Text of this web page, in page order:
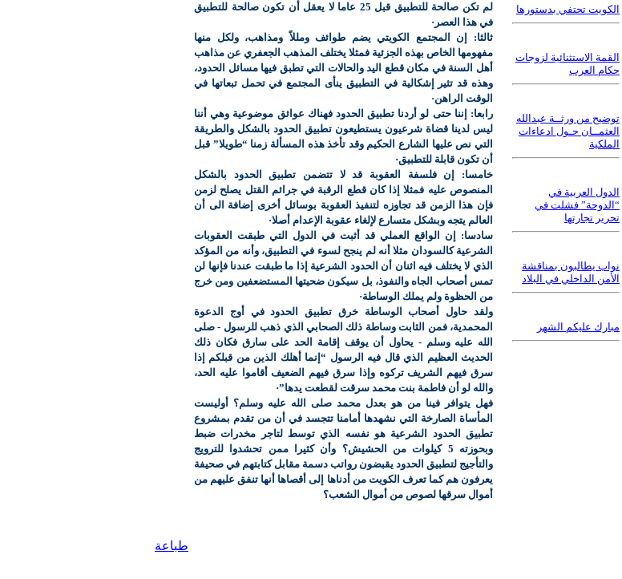
لم تكن صالحة للتطبيق قبل 25 عاما لا يعقل أن تكون صالحة للتطبيق
في هذا العصر·
ثالثا: إن المجتمع الكويتي يضم طوائف ومللاً ومذاهب، ولكل منها
مفهومها الخاص بهذه الجزئية فمثلا يختلف المذهب الجعفري عن مذاهب
أهل السنة في مكان قطع اليد والحالات التي تطبق فيها مسائل الحدود،
وهذه قد تثير إشكالية في التطبيق ينأى المجتمع في تحمل تبعاتها في
الوقت الراهن·
رابعا: إننا حتى لو أردنا تطبيق الحدود فهناك عوائق موضوعية وهي أننا
ليس لدينا قضاة شرعيون يستطيعون تطبيق الحدود بالشكل والطريقة
التي نص عليها الشارع الحكيم وقد تأخذ هذه المسألة زمنا “طويلا” قبل
أن تكون قابلة للتطبيق·
خامسا: إن فلسفة العقوبة قد لا تتضمن تطبيق الحدود بالشكل
المنصوص عليه فمثلا إذا كان قطع الرقبة في جرائم القتل يصلح لزمن
فإن هذا الزمن قد تجاوزه لتنفيذ العقوبة بوسائل أخرى إضافة الى أن
العالم يتجه وبشكل متسارع لإلغاء عقوبة الإعدام أصلا·
سادسا: إن الواقع العملي قد أثبت في الدول التي طبقت العقوبات
الشرعية كالسودان مثلا أنه لم ينجح لسوء في التطبيق، وأنه من المؤكد
الذي لا يختلف فيه اثنان أن الحدود الشرعية إذا ما طبقت عندنا فإنها لن
تمس أصحاب الجاه والنفوذ، بل سيكون ضحيتها المستضعفين ومن خرج
من الحظوة ولم يملك الوساطة·
ولقد حاول أصحاب الوساطة خرق تطبيق الحدود في أوج الدعوة
المحمدية، فمن الثابت وساطة ذلك الصحابي الذي ذهب للرسول - صلى
الله عليه وسلم - يحاول أن يوقف إقامة الحد على سارق فكان ذلك
الحديث العظيم الذي قال فيه الرسول “إنما أهلك الذين من قبلكم إذا
سرق فيهم الشريف تركوه وإذا سرق فيهم الضعيف أقاموا عليه الحد،
والله لو أن فاطمة بنت محمد سرقت لقطعت يدها”·
فهل يتوافر فينا من هو بعدل محمد صلى الله عليه وسلم؟ أوليست
المأساة الصارخة التي نشهدها أمامنا تتجسد في أن من تقدم بمشروع
تطبيق الحدود الشرعية هو نفسه الذي توسط لتاجر مخدرات ضبط
وبحوزته 5 كيلوات من الحشيش؟ وأن كثيرا ممن تحشدوا للترويج
والتأجيج لتطبيق الحدود يقبضون رواتب دسمة مقابل كتابتهم في صحيفة
يعرفون هم كما تعرف الكويت من أدناها إلى أقصاها أنها تنفق عليهم من
أموال سرقها لصوص من أموال الشعب؟
طباعة
الكويت تحتفي بدستورها
القمة الاستثنائية لزوجات
حكام العرب
توضيح من ورثــة عبدالله
العثمــان حـول ادعاءات
الملكية
الدول العربية في
“الدوحة” فشلت في
تحرير تجارتها
نواب يطالبون بمناقشة
الأمن الداخلي في البلاد
مبارك عليكم الشهر